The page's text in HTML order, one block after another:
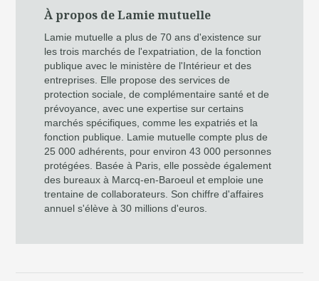
À propos de Lamie mutuelle
Lamie mutuelle a plus de 70 ans d'existence sur
les trois marchés de l'expatriation, de la fonction
publique avec le ministère de l'Intérieur et des
entreprises. Elle propose des services de
protection sociale, de complémentaire santé et de
prévoyance, avec une expertise sur certains
marchés spécifiques, comme les expatriés et la
fonction publique. Lamie mutuelle compte plus de
25 000 adhérents, pour environ 43 000 personnes
protégées. Basée à Paris, elle possède également
des bureaux à Marcq-en-Baroeul et emploie une
trentaine de collaborateurs. Son chiffre d'affaires
annuel s'élève à 30 millions d'euros.